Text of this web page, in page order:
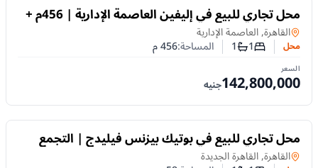
للبيع محل تجاري للبيع في إليفين العاصمة الإدارية | 456م +
Outdoor بموقع مميز
محلفي
القاهرة, العاصمة الإدارية
محل عدد غرف النوم
1عدد الحمامات
1 المساحة:456م
السعر
142,800,000جنيه
للبيع
محل تجاري للبيع في بوتيك بيزنس فيليدج | التجمع
الخامس – الجولدن سكوير
محلفي
القاهرة, القاهرة الجديدة